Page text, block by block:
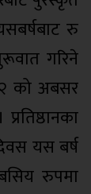
रु
गरिने
को अबसर
यस बर्ष
रुपमा